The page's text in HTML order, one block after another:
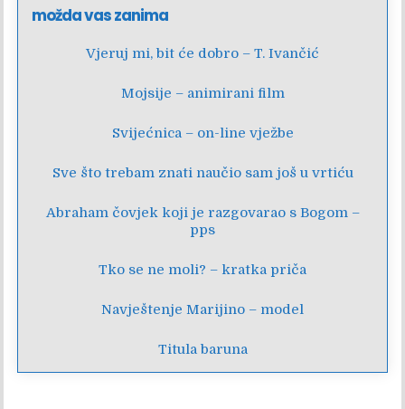
možda vas zanima
Vjeruj mi, bit će dobro – T. Ivančić
Mojsije – animirani film
Svijećnica – on-line vježbe
Sve što trebam znati naučio sam još u vrtiću
Abraham čovjek koji je razgovarao s Bogom –
pps
Tko se ne moli? – kratka priča
Navještenje Marijino – model
Titula baruna